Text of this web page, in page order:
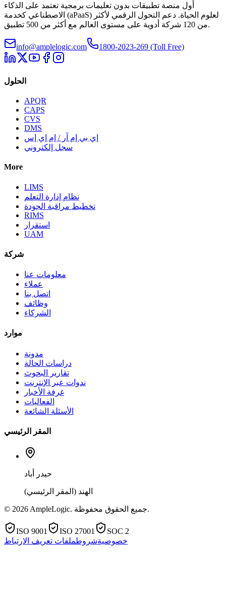
أول منصة تطبيقات بدون تعليمات برمجية تعتمد على الذكاء
الاصطناعي كخدمة (aPaaS) لعلوم الحياة. دعم التحول الرقمي لأكثر
من 120 شركة أدوية على مستوى العالم مع أكثر من 500 تطبيق.
info@amplelogic.com 1800-2023-269 (Toll Free)
الحلول
APQR
CAPS
CVS
DMS
إي بي إم آر / إم إي إس
سجل إلكتروني
More
LIMS
نظام إدارة التعلم
تخطيط مراقبة الجودة
RIMS
استقرار
UAM
شركة
معلومات عنا
عملاء
اتصل بنا
وظائف
الشركاء
موارد
مدونة
دراسات الحالة
تقارير البحوث
ندوات عبر الإنترنت
غرفة الأخبار
الفعاليات
الأسئلة الشائعة
المقر الرئيسي
حيدر أباد
الهند (المقر الرئيسي)
© 2026 AmpleLogic. جميع الحقوق محفوظة.
ISO 9001 ISO 27001
SOC 2
خصوصيةشروطملفات تعريف الارتباط